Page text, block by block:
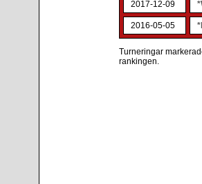
2017-12-09
2016-05-05
Turneringar
rankingen.